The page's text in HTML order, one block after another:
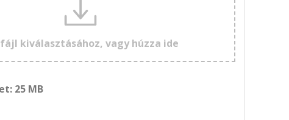
kiválasztásához, vagy húzza ide
25 MB